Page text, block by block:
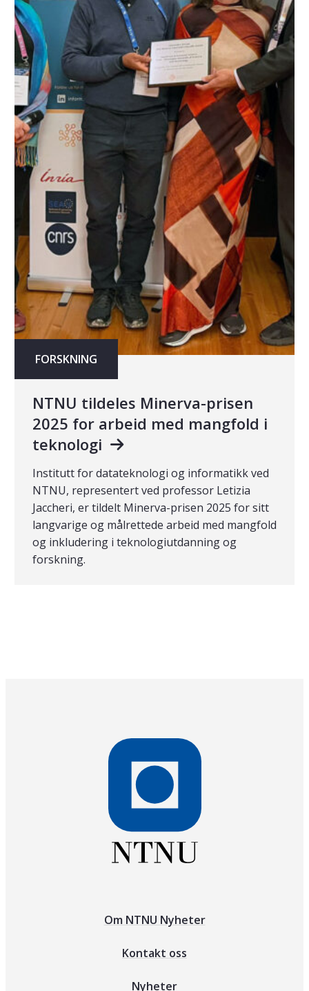
FORSKNING
NTNU tildeles Minerva-prisen
2025 for arbeid med mangfold i
teknologi
Institutt for datateknologi og informatikk ved
NTNU, representert ved professor Letizia
Jaccheri, er tildelt Minerva-prisen 2025 for sitt
langvarige og målrettede arbeid med mangfold
og inkludering i teknologiutdanning og
forskning.
Om NTNU Nyheter
Kontakt oss
Nyheter